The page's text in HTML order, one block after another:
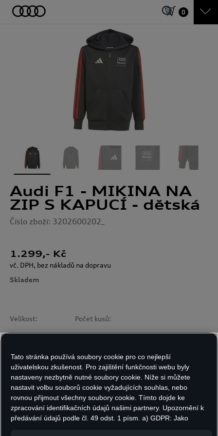
0
Audi F1 - MIKINA NA
ZIP S KAPUCÍ - dětská
Číslo zboží: 3202600202_
1.299,- Kč
vč. DPH, bez nákladů na dopravu
Skladem
Velikost: Počet kusů:
Do košíku
Dětská mikina na zip s kapucí Audi Formula One
Team DNA je navržená pro malé nadšence
Tato stránka používá soubory cookie pro co nejlepší
uživatelskou zkušenost. Pro zajištění funkčnosti webu byly
nastaveny nezbytně nutné soubory cookie. Níže si můžete
nastavit volbu souborů cookie vyžadujících souhlas, nebo
rovnou přijmout všechny soubory cookie. Tímto dojde ke
zpracování identifikačních údajů našimi partnery. Upozornění k
předávání údajů podle čl. 49 odst. 1 písm. a) GDPR: Jako